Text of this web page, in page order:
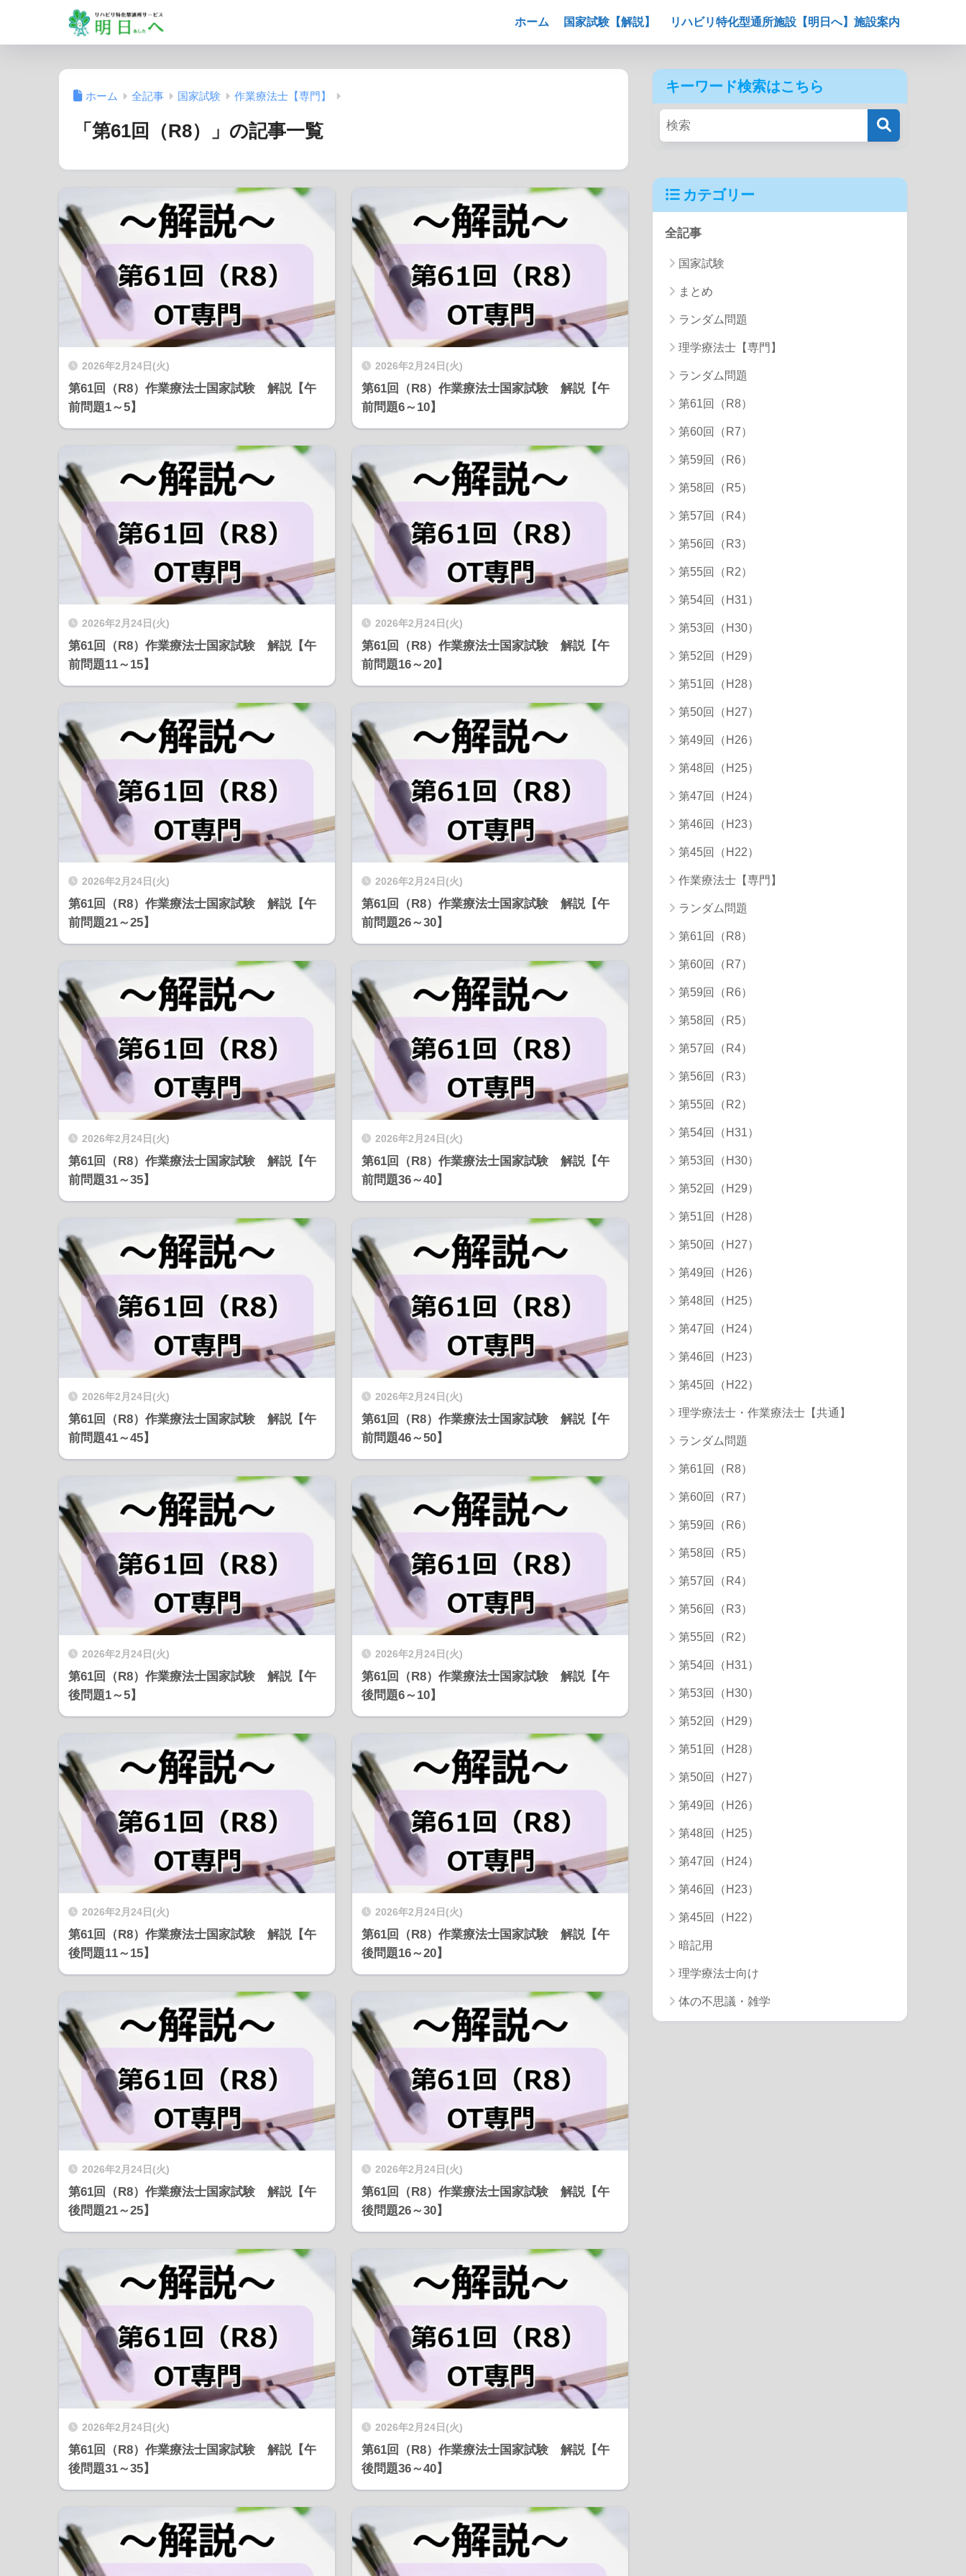
ホーム 国家試験【解説】 リハビリ特化型通所施設【明日へ】施設案内
ホーム 全記事 国家試験 作業療法士【専門】
「第61回（R8）」の記事一覧
2026年2月24日(火)
第61回（R8）作業療法士国家試験 解説【午
前問題1～5】
2026年2月24日(火)
第61回（R8）作業療法士国家試験 解説【午
前問題6～10】
2026年2月24日(火)
第61回（R8）作業療法士国家試験 解説【午
前問題11～15】
2026年2月24日(火)
第61回（R8）作業療法士国家試験 解説【午
前問題16～20】
2026年2月24日(火)
第61回（R8）作業療法士国家試験 解説【午
前問題21～25】
2026年2月24日(火)
第61回（R8）作業療法士国家試験 解説【午
前問題26～30】
2026年2月24日(火)
第61回（R8）作業療法士国家試験 解説【午
前問題31～35】
2026年2月24日(火)
第61回（R8）作業療法士国家試験 解説【午
前問題36～40】
2026年2月24日(火)
第61回（R8）作業療法士国家試験 解説【午
前問題41～45】
2026年2月24日(火)
第61回（R8）作業療法士国家試験 解説【午
前問題46～50】
2026年2月24日(火)
第61回（R8）作業療法士国家試験 解説【午
後問題1～5】
2026年2月24日(火)
第61回（R8）作業療法士国家試験 解説【午
後問題6～10】
2026年2月24日(火)
第61回（R8）作業療法士国家試験 解説【午
後問題11～15】
2026年2月24日(火)
第61回（R8）作業療法士国家試験 解説【午
後問題16～20】
2026年2月24日(火)
第61回（R8）作業療法士国家試験 解説【午
後問題21～25】
2026年2月24日(火)
第61回（R8）作業療法士国家試験 解説【午
後問題26～30】
2026年2月24日(火)
第61回（R8）作業療法士国家試験 解説【午
後問題31～35】
2026年2月24日(火)
第61回（R8）作業療法士国家試験 解説【午
後問題36～40】
キーワード検索はこちら
カテゴリー
全記事
国家試験
まとめ
ランダム問題
理学療法士【専門】
ランダム問題
第61回（R8）
第60回（R7）
第59回（R6）
第58回（R5）
第57回（R4）
第56回（R3）
第55回（R2）
第54回（H31）
第53回（H30）
第52回（H29）
第51回（H28）
第50回（H27）
第49回（H26）
第48回（H25）
第47回（H24）
第46回（H23）
第45回（H22）
作業療法士【専門】
ランダム問題
第61回（R8）
第60回（R7）
第59回（R6）
第58回（R5）
第57回（R4）
第56回（R3）
第55回（R2）
第54回（H31）
第53回（H30）
第52回（H29）
第51回（H28）
第50回（H27）
第49回（H26）
第48回（H25）
第47回（H24）
第46回（H23）
第45回（H22）
理学療法士・作業療法士【共通】
ランダム問題
第61回（R8）
第60回（R7）
第59回（R6）
第58回（R5）
第57回（R4）
第56回（R3）
第55回（R2）
第54回（H31）
第53回（H30）
第52回（H29）
第51回（H28）
第50回（H27）
第49回（H26）
第48回（H25）
第47回（H24）
第46回（H23）
第45回（H22）
暗記用
理学療法士向け
体の不思議・雑学